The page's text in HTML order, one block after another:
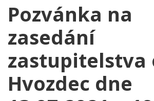
Pozvánka na
zasedání
zastupitelstva
Hvozdec dne